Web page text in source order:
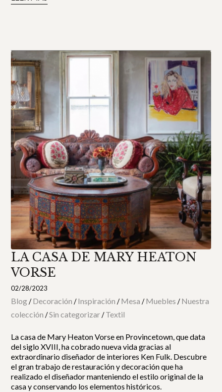
LA CASA DE MARY HEATON
VORSE
02/28/2023
Blog/Decoración /Inspiración /Mesa /Muebles /Nuestra
colección /Sin categorizar/Textil
La casa de Mary Heaton Vorse en Provincetown, que data
del siglo XVIII, ha cobrado nueva vida gracias al
extraordinario diseñador de interiores Ken Fulk. Descubre
el gran trabajo de restauración y decoración que ha
realizado el diseñador manteniendo el estilo original de la
casa y conservando los elementos históricos.